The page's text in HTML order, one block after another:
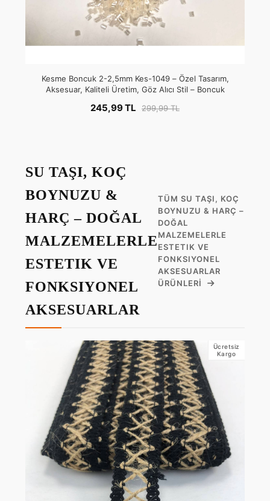
Kesme Boncuk 2-2,5mm Kes-1049 – Özel Tasarım,
Aksesuar, Kaliteli Üretim, Göz Alıcı Stil – Boncuk
245,99 TL 299,99 TL
SU TAŞI, KOÇ
BOYNUZU &
HARÇ – DOĞAL
MALZEMELERLE
ESTETIK VE
FONKSIYONEL
AKSESUARLAR
TÜM SU TAŞI, KOÇ
BOYNUZU & HARÇ –
DOĞAL
MALZEMELERLE
ESTETIK VE
FONKSIYONEL
AKSESUARLAR
ÜRÜNLERI
Ücretsiz
Kargo